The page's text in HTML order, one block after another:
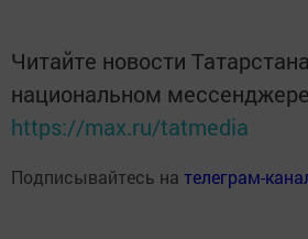
Читайте новости
национальном
https://max.ru/tatmedia
Подписывайтесь на телеграм-